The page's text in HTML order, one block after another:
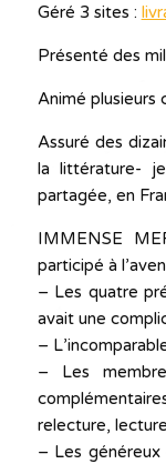
Géré 3 sites :
Présenté des
Animé plusieurs
Assuré des
la littérature-
partagée, en
IMMENSE
participé à
– Les quatre
avait une
–
– Les
relecture,
– Les